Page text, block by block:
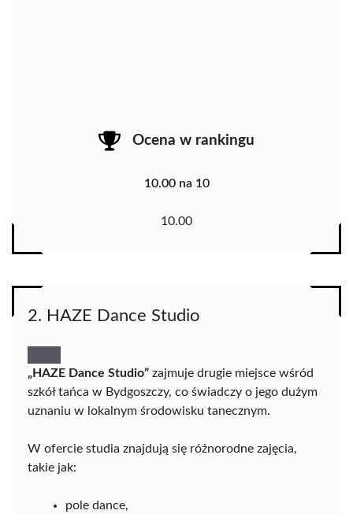
Ocena w rankingu
10.00 na 10
10.00
2. HAZE Dance Studio
„HAZE Dance Studio” zajmuje drugie miejsce wśród
szkół tańca w Bydgoszczy, co świadczy o jego dużym
uznaniu w lokalnym środowisku tanecznym.
W ofercie studia znajdują się różnorodne zajęcia,
takie jak:
pole dance,